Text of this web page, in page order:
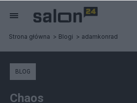
Strona główna Blogi adamkonrad
BLOG
Chaos